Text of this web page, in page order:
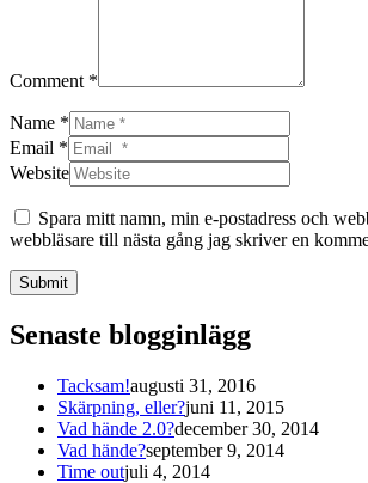
Comment *
Name *
Email *
Website
Spara mitt namn, min e-postadress och
webbläsare till nästa gång jag skriver en
Submit
Senaste blogginlägg
Tacksam!augusti 31, 2016
Skärpning, eller?juni 11, 2015
Vad hände 2.0?december 30, 2014
Vad hände?september 9, 2014
Time outjuli 4, 2014